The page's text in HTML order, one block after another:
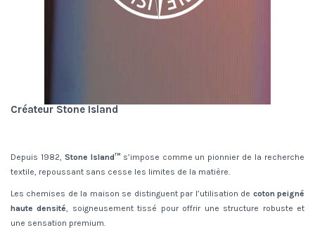
Créateur Stone Island
Depuis 1982, Stone Island™s’impose comme un pionnier de la recherche
textile, repoussant sans cesse les limites de la matière.
Les chemises de la maison se distinguent par l’utilisation de coton peigné
haute densité, soigneusement tissé pour offrir une structure robuste et
une sensation premium.